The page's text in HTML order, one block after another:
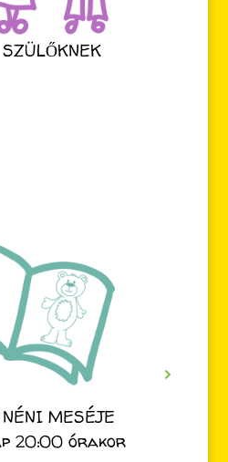
MESÉJE
20:00 órakor